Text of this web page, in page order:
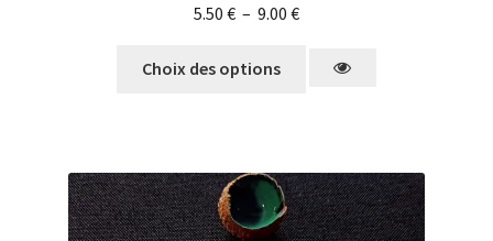
5.50 € – 9.00 €
Choix des options